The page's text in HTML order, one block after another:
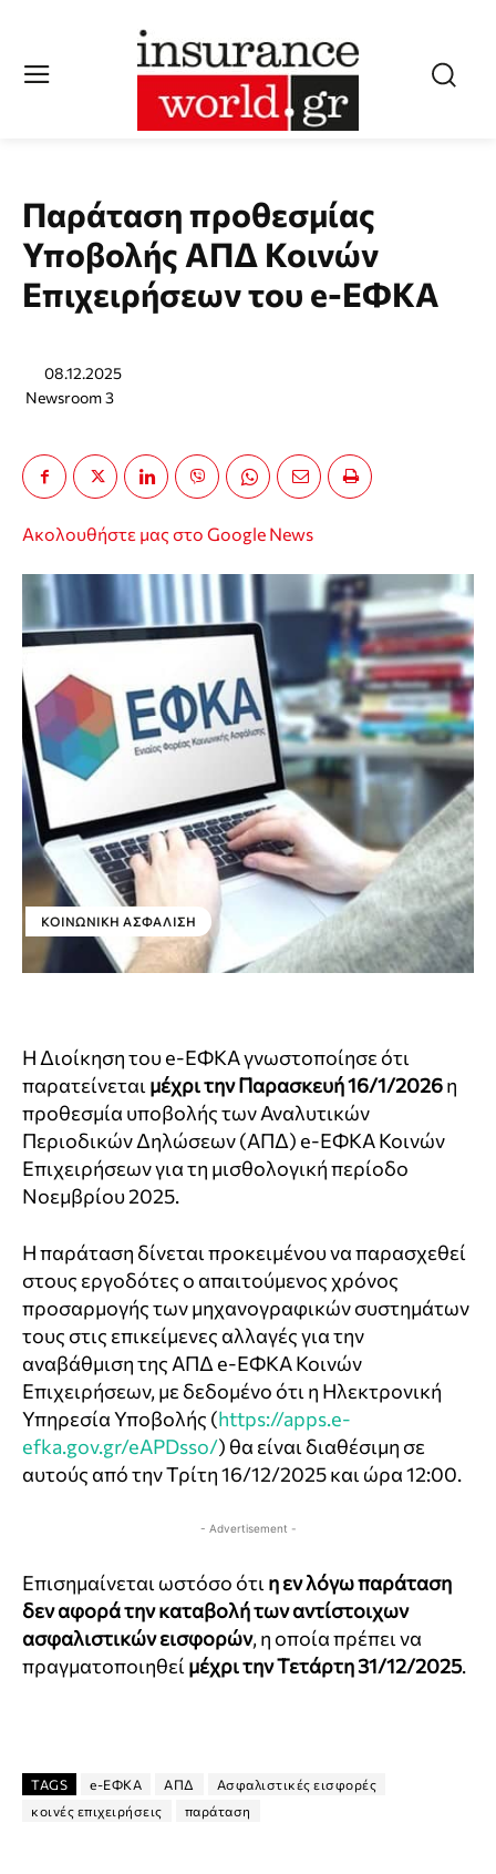
Παράταση προθεσμίας
Υποβολής ΑΠΔ Κοινών
Επιχειρήσεων του e-ΕΦΚΑ
08.12.2025
Newsroom 3
Ακολουθήστε μας στο Google News
ΚΟΙΝΩΝΙΚΉ ΑΣΦΆΛΙΣΗ
Η Διοίκηση του e-ΕΦΚΑ γνωστοποίησε ότι
παρατείνεται μέχρι την Παρασκευή 16/1/2026η
προθεσμία υποβολής των Αναλυτικών
Περιοδικών Δηλώσεων (ΑΠΔ) e-ΕΦΚΑ Κοινών
Επιχειρήσεων για τη μισθολογική περίοδο
Νοεμβρίου 2025.
Η παράταση δίνεται προκειμένου να παρασχεθεί
στους εργοδότες ο απαιτούμενος χρόνος
προσαρμογής των μηχανογραφικών συστημάτων
τους στις επικείμενες αλλαγές για την
αναβάθμιση της ΑΠΔ e-ΕΦΚΑ Κοινών
Επιχειρήσεων, με δεδομένο ότι η Ηλεκτρονική
Υπηρεσία Υποβολής (https://apps.e-
efka.gov.gr/eAPDsso/) θα είναι διαθέσιμη σε
αυτούς από την Τρίτη 16/12/2025 και ώρα 12:00.
- Advertisement -
Επισημαίνεται ωστόσο ότι η εν λόγω παράταση
δεν αφορά την καταβολή των αντίστοιχων
ασφαλιστικών εισφορών, η οποία πρέπει να
πραγματοποιηθεί μέχρι την Τετάρτη 31/12/2025.
TAGS e-ΕΦΚΑ ΑΠΔ
Ασφαλιστικές εισφορές
κοινές επιχειρήσεις
παράταση